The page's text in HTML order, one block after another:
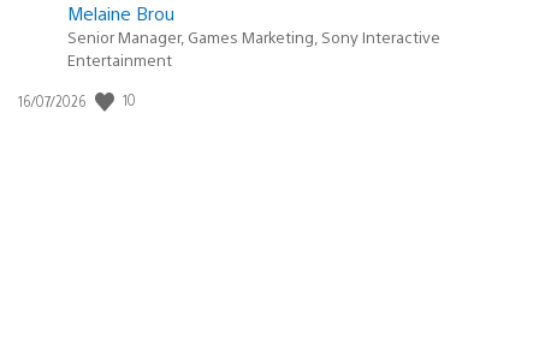
Melaine Brou
Senior Manager, Games Marketing, Sony Interactive
Entertainment
Fecha
16/07/2026 10